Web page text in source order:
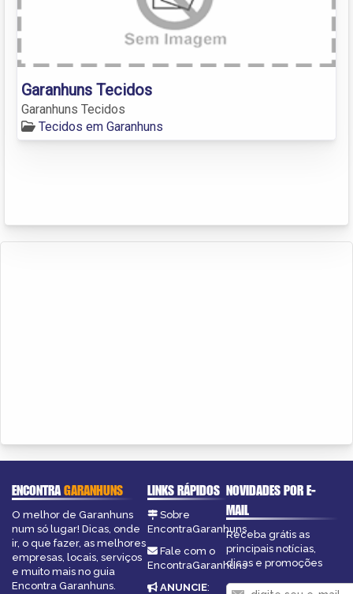
Garanhuns Tecidos
Garanhuns Tecidos
Tecidos em Garanhuns
ENCONTRAGARANHUNS
O melhor de Garanhuns
num só lugar! Dicas, onde
ir, o que fazer, as melhores
empresas, locais, serviços
e muito mais no guia
Encontra Garanhuns.
LINKS RÁPIDOS
Sobre
EncontraGaranhuns
Fale com o
EncontraGaranhuns
ANUNCIE:
NOVIDADES POR E-
MAIL
Receba grátis as
principais notícias,
dicas e promoções